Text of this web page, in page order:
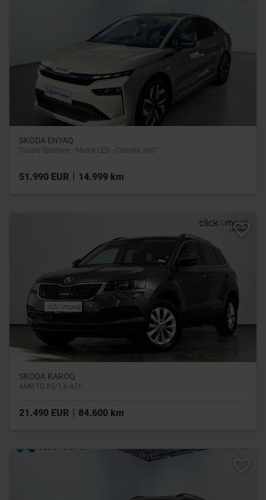
SKODA ENYAQ
Coupé Sportline - Matrix LED - Caméra 360°
51.990 EUR 14.999 km
SKODA KAROQ
AMB TD 85/1.6 A7F
21.490 EUR | 84.600 km